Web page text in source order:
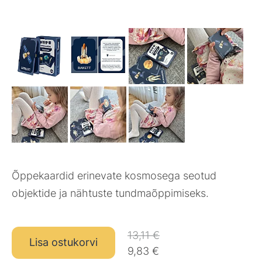
Õppekaardid erinevate kosmosega seotud
objektide ja nähtuste tundmaõppimiseks.
Lisa ostukorvi
13,11 €
9,83 €